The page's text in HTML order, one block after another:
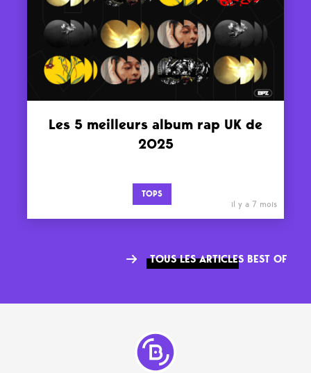
Les 5 meilleurs album rap UK de
2025
TOPS
il y a 7 mois
TOUS LES ARTICLES BEST OF